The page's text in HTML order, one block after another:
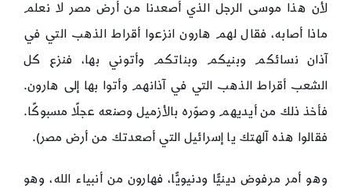
لأن هذا موسى الرجل الذي أصعدنا من أرض مصر لا نعلم
ماذا أصابه، فقال لهم هارون انزعوا أقراط الذهب التي في
آذان نسائكم وبنيكم وبناتكم وأتوني بها، فنزع كل
الشعب أقراط الذهب التي في آذانهم وأتوا بها إلى هارون.
فأخذ ذلك من أيديهم وصوّره بالأزميل وصنعه عجلًا مسبوكًا.
فقالوا هذه آلهتك يا إسرائيل التي أصعدتك من أرض مصر).
وهو أمر مرفوض دينيًّا ودنيويًّا، فهارون من أنبياء الله، وهو